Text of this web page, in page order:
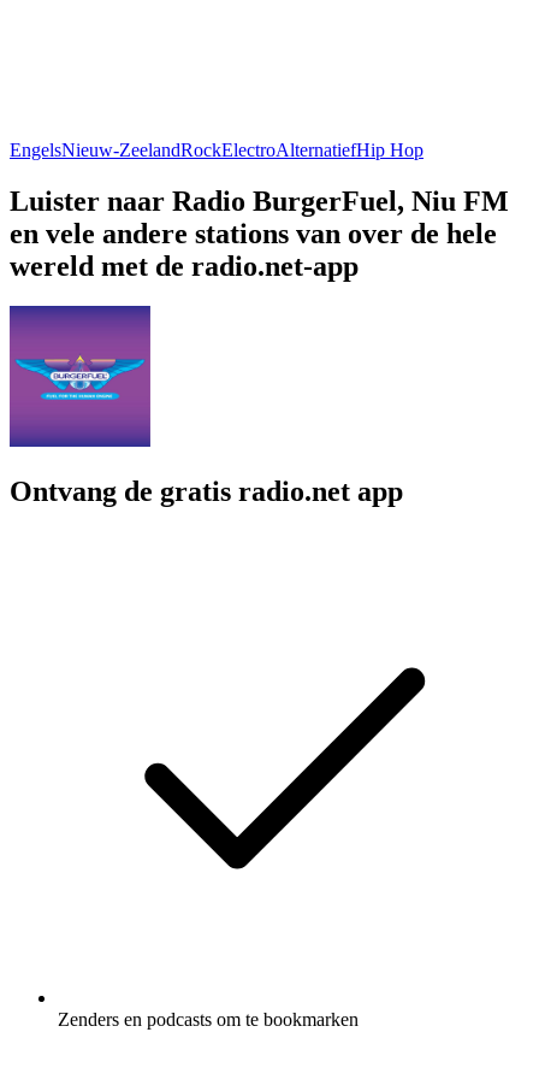
EngelsNieuw-ZeelandRockElectroAlternatiefHip Hop
Luister naar Radio BurgerFuel, Niu FM
en vele andere stations van over de hele
wereld met de radio.net-app
Ontvang de gratis radio.net app
Zenders en podcasts om te bookmarken